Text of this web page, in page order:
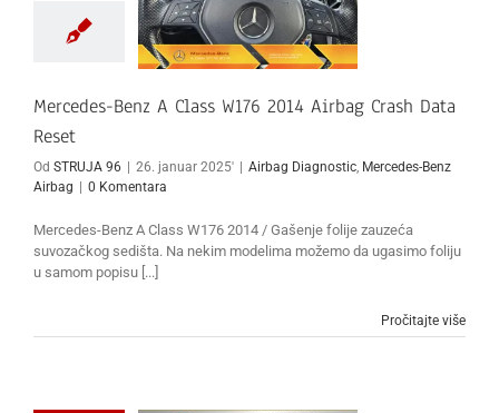
Data Reset
Mercedes-
Benz Airbag
Mercedes-Benz A Class W176 2014 Airbag Crash Data
Reset
Od STRUJA 96 | 26. januar 2025' | Airbag Diagnostic Mercedes-Benz
Airbag | 0 Komentara
Mercedes-Benz A Class W176 2014 / Gašenje folije zauzeća
suvozačkog sedišta. Na nekim modelima možemo da ugasimo foliju
u samom popisu [...]
Pročitajte više